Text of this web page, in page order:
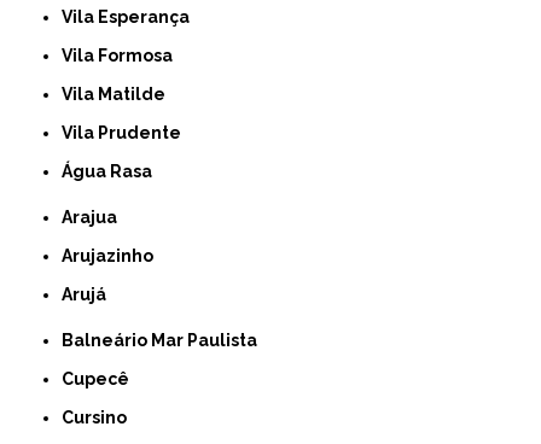
Vila Esperança
Vila Formosa
Vila Matilde
Vila Prudente
Água Rasa
Arajua
Arujazinho
Arujá
Balneário Mar Paulista
Cupecê
Cursino